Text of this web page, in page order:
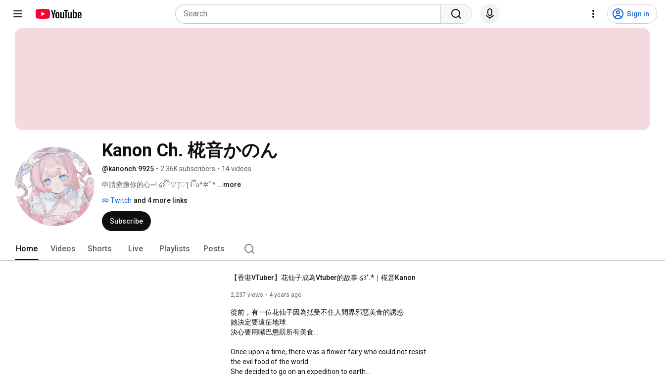
Sign in
Kanon Ch. 椛音かのん
@kanonch.9925 • 2.36K subscribers • 14 videos
申請療癒你的心~! ໒꒰ྀི´▽`ʃ♡ƪ ꒱ྀིა*✲ﾟ* ...more
Twitch and 4 more links
Subscribe
Home Videos Shorts Live Playlists Posts
【香港VTuber】花仙子成為Vtuber的故事 ໒꒱˚.*｜椛音Kanon
2,237 views 4 years ago
從前，有一位花仙子因為抵受不住人間界邪惡美食的誘惑
她決定要遠征地球
決心要用嘴巴懲罰所有美食...
Once upon a time, there was a flower fairy who could not resist
the evil food of the world
She decided to go on an expedition to earth